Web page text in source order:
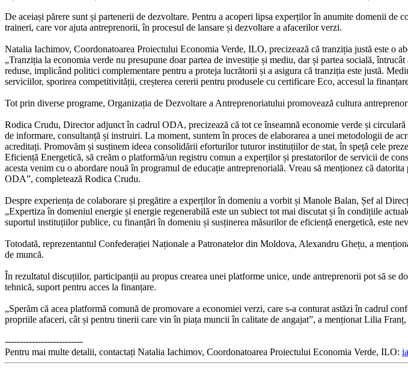
De aceiași părere sunt și partenerii de dezvoltare. Pentru a acoperi lipsa experților în anumite domenii
traineri, care vor ajuta antreprenorii, în procesul de lansare și dezvoltare a afacerilor verzi.
Natalia Iachimov, Coordonatoarea Proiectului Economia Verde, ILO, precizează că tranziția justă este o
„Tranziția la economia verde nu presupune doar partea de investiție și mediu, dar și partea socială,
reduse, implicând politici complementare pentru a proteja lucrătorii și a asigura că tranziția este justă.
serviciilor, sporirea competitivității, creșterea cererii pentru produsele cu certificare Eco, accesul la
Tot prin diverse programe, Organizația de Dezvoltare a Antreprenoriatului promovează cultura
Rodica Crudu, Director adjunct în cadrul ODA, precizează că tot ce înseamnă economie verde și
de informare, consultanță și instruiri. La moment, suntem în proces de elaborarea a unei metodologii de
acreditați. Promovăm și susținem ideea consolidării eforturilor tuturor instituțiilor de stat, în speță cele
Eficiență Energetică, să creăm o platformă/un registru comun a experților și prestatorilor de servicii de
acesta venim cu o abordare nouă în programul de educație antreprenorială. Vreau să menționez că
ODA”, completează Rodica Crudu.
Despre experiența de colaborare și pregătire a experților în domeniu a vorbit și Manole Balan, Șef al
„Expertiza în domeniul energie și energie regenerabilă este un subiect tot mai discutat și în condițiile
suportul instituțiilor publice, cu finanțări în domeniu și susținerea măsurilor de eficiență energetică, este
Totodată, reprezentantul Confederației Naționale a Patronatelor din Moldova, Alexandru Ghețu, a
de muncă.
În rezultatul discuțiilor, participanții au propus crearea unei platforme unice, unde antreprenorii pot să se
tehnică, suport pentru acces la finanțare.
„Sperăm că acea platformă comună de promovare a economiei verzi, care s-a conturat astăzi în cadrul
propriile afaceri, cât și pentru tinerii care vin în piața muncii în calitate de angajat”, a menționat Lilia
--------------------------
Pentru mai multe detalii, contactați Natalia Iachimov, Coordonatoarea Proiectului Economia Verde, ILO: